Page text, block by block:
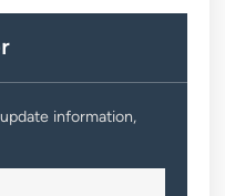
information,